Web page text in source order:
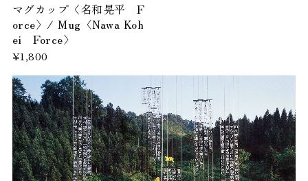
マグカップ〈名和晃平 F
orce〉/ Mug〈Nawa Koh
ei Force〉
¥1,800